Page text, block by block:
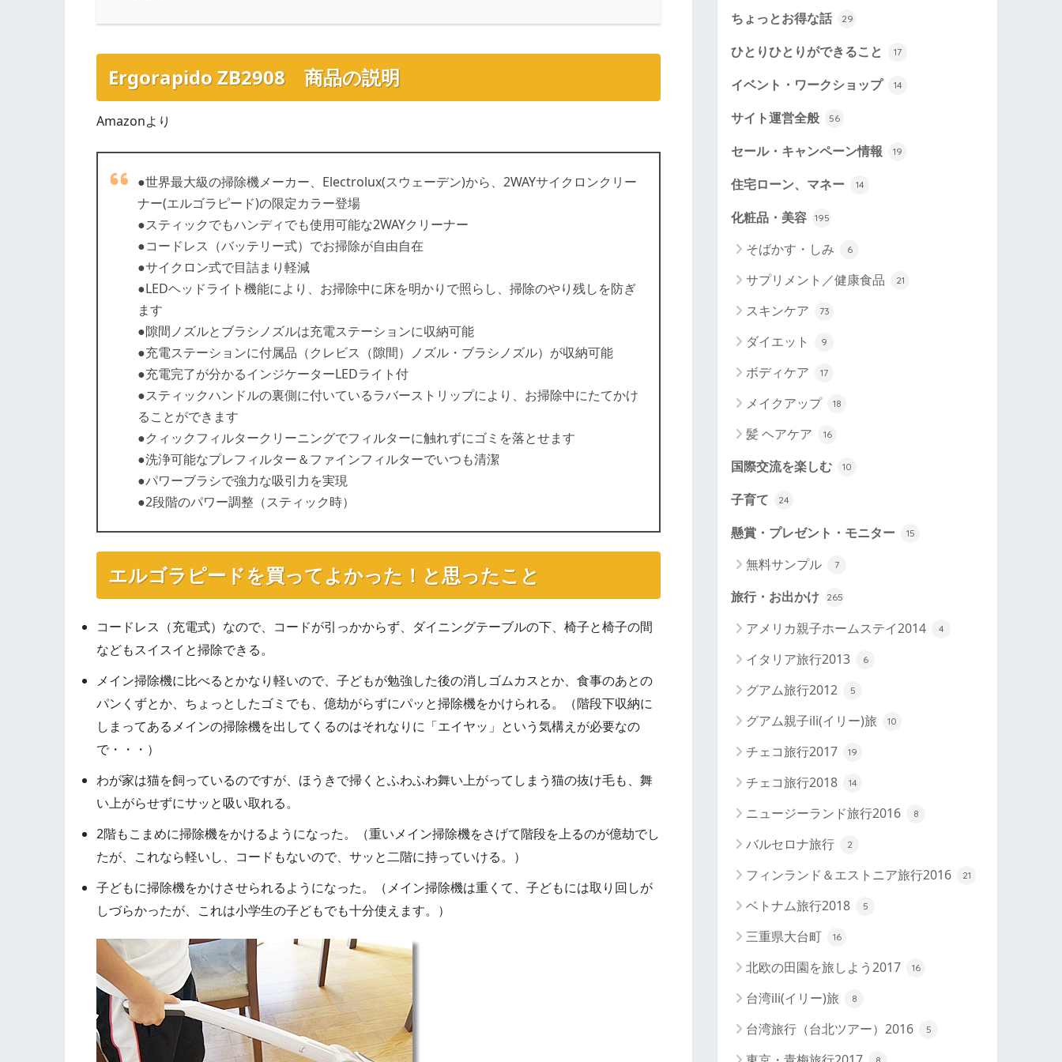
Ergorapido ZB2908 商品の説明
Amazonより
●世界最大級の掃除機メーカー、Electrolux(スウェーデン)から、2WAYサイクロンクリー
ナー(エルゴラピード)の限定カラー登場
●スティックでもハンディでも使用可能な2WAYクリーナー
●コードレス（バッテリー式）でお掃除が自由自在
●サイクロン式で目詰まり軽減
●LEDヘッドライト機能により、お掃除中に床を明かりで照らし、掃除のやり残しを防ぎ
ます
●隙間ノズルとブラシノズルは充電ステーションに収納可能
●充電ステーションに付属品（クレビス（隙間）ノズル・ブラシノズル）が収納可能
●充電完了が分かるインジケーターLEDライト付
●スティックハンドルの裏側に付いているラバーストリップにより、お掃除中にたてかけ
ることができます
●クィックフィルタークリーニングでフィルターに触れずにゴミを落とせます
●洗浄可能なプレフィルター＆ファインフィルターでいつも清潔
●パワーブラシで強力な吸引力を実現
●2段階のパワー調整（スティック時）
エルゴラピードを買ってよかった！と思ったこと
コードレス（充電式）なので、コードが引っかからず、ダイニングテーブルの下、椅子と椅子の間
などもスイスイと掃除できる。
メイン掃除機に比べるとかなり軽いので、子どもが勉強した後の消しゴムカスとか、食事のあとの
パンくずとか、ちょっとしたゴミでも、億劫がらずにパッと掃除機をかけられる。（階段下収納に
しまってあるメインの掃除機を出してくるのはそれなりに「エイヤッ」という気構えが必要なの
で・・・）
わが家は猫を飼っているのですが、ほうきで掃くとふわふわ舞い上がってしまう猫の抜け毛も、舞
い上がらせずにサッと吸い取れる。
2階もこまめに掃除機をかけるようになった。（重いメイン掃除機をさげて階段を上るのが億劫でし
たが、これなら軽いし、コードもないので、サッと二階に持っていける。）
子どもに掃除機をかけさせられるようになった。（メイン掃除機は重くて、子どもには取り回しが
しづらかったが、これは小学生の子どもでも十分使えます。）
ちょっとお得な話 29
ひとりひとりができること 17
イベント・ワークショップ 14
サイト運営全般 56
セール・キャンペーン情報 19
住宅ローン、マネー 14
化粧品・美容 195
そばかす・しみ 6
サプリメント／健康食品 21
スキンケア 73
ダイエット 9
ボディケア 17
メイクアップ 18
髪 ヘアケア 16
国際交流を楽しむ 10
子育て 24
懸賞・プレゼント・モニター 15
無料サンプル 7
旅行・お出かけ 265
アメリカ親子ホームステイ2014 4
イタリア旅行2013 6
グアム旅行2012 5
グアム親子ili(イリー)旅 10
チェコ旅行2017 19
チェコ旅行2018 14
ニュージーランド旅行2016 8
バルセロナ旅行 2
フィンランド＆エストニア旅行2016 21
ベトナム旅行2018 5
三重県大台町 16
北欧の田園を旅しよう2017 16
台湾ili(イリー)旅 8
台湾旅行（台北ツアー）2016 5